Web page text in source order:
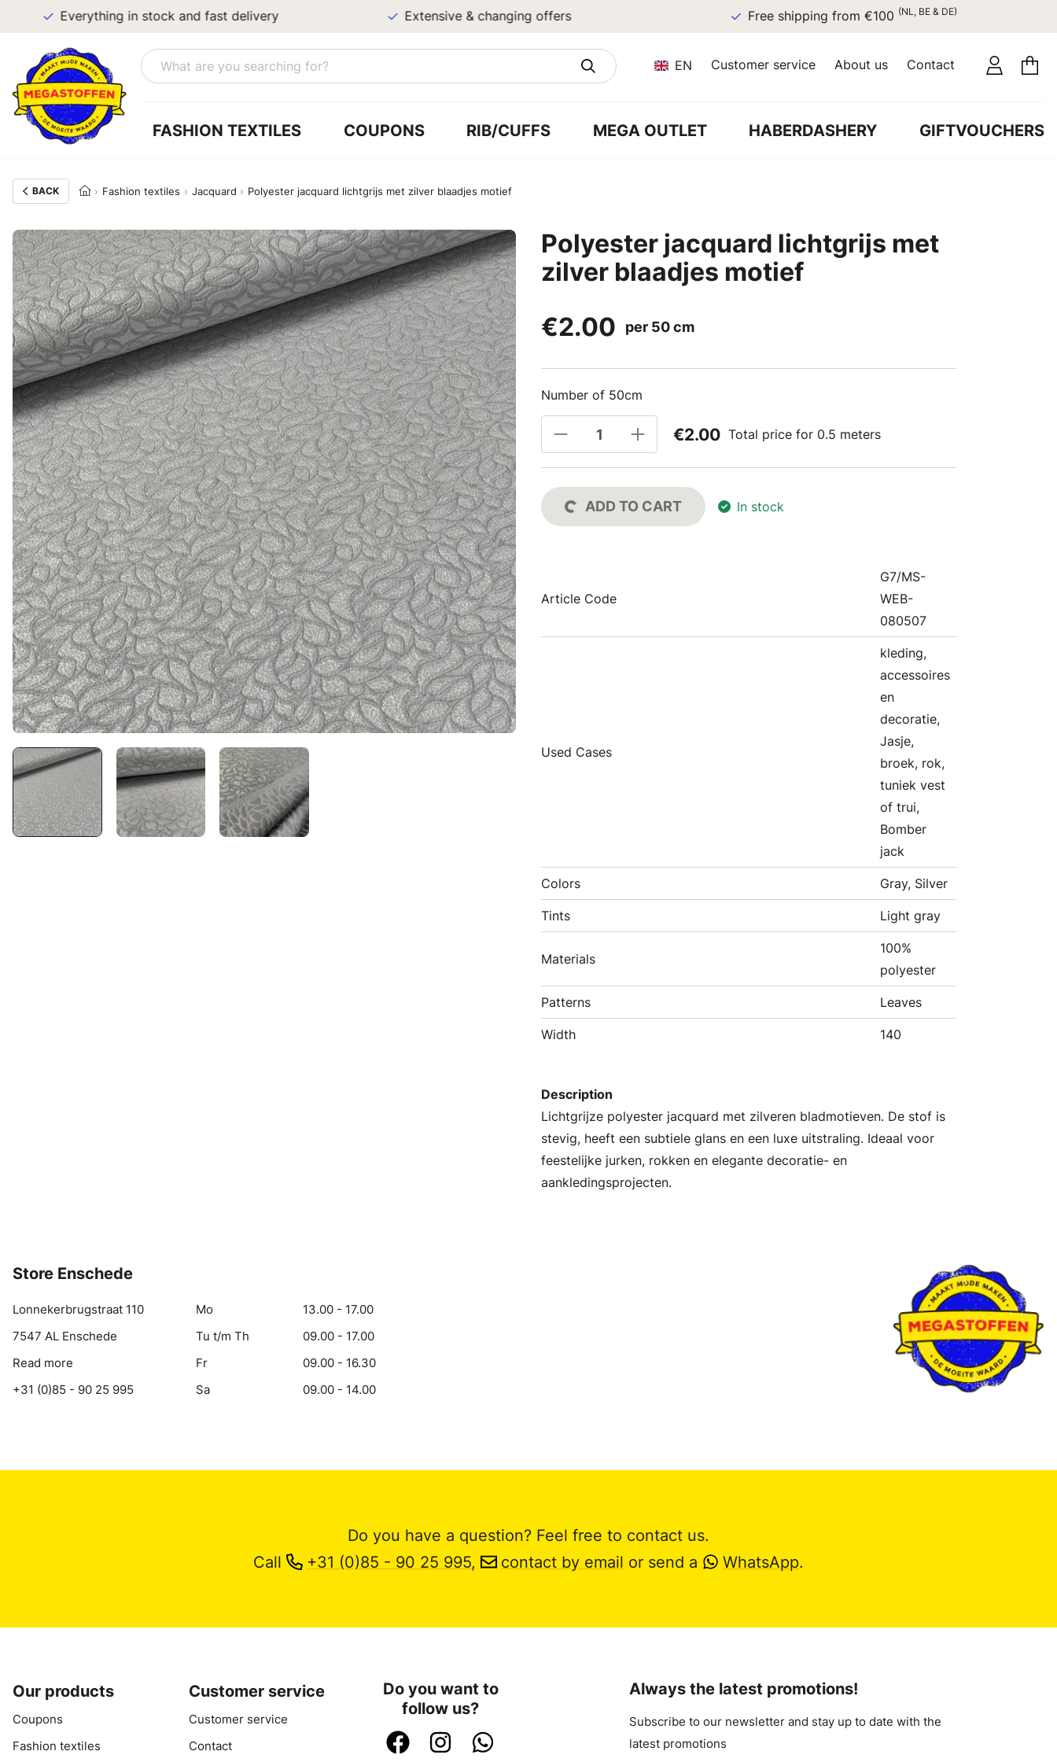
Everything in stock and fast delivery Extensive & changing offers Free shipping from €100(NL, BE & DE)
EN Customer service About us Contact
FASHION TEXTILES COUPONS RIB/CUFFS MEGA OUTLET HABERDASHERY GIFTVOUCHERS
BACK Fashion textiles Jacquard Polyester jacquard lichtgrijs met zilver blaadjes motief
Polyester jacquard lichtgrijs met
zilver blaadjes motief
€2.00
per 50 cm
Number of 50cm
€2.00 Total price for 0.5 meters
ADD TO CART In stock
Article Code
G7/MS-
WEB-
080507
Used Cases
kleding,
accessoires
en
decoratie,
Jasje,
broek, rok,
tuniek vest
of trui,
Bomber
jack
Colors Gray, Silver
Tints Light gray
Materials
100%
polyester
Patterns Leaves
Width 140
Description
Lichtgrijze polyester jacquard met zilveren bladmotieven. De stof is
stevig, heeft een subtiele glans en een luxe uitstraling. Ideaal voor
feestelijke jurken, rokken en elegante decoratie- en
aankledingsprojecten.
Store Enschede
Lonnekerbrugstraat 110
7547 AL Enschede
Read more
+31 (0)85 - 90 25 995
Mo
13.00 - 17.00
Tu t/m Th
09.00 - 17.00
Fr
09.00 - 16.30
Sa
09.00 - 14.00
Do you have a question? Feel free to contact us.
Call
+31 (0)85 - 90 25 995, contact by email or send a WhatsApp.
Our products
Coupons
Fashion textiles
Customer service
Customer service
Contact
Do you want to
follow us?
Always the latest promotions!
Subscribe to our newsletter and stay up to date with the
latest promotions